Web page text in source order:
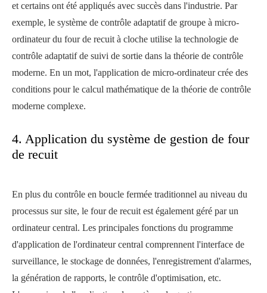
et certains ont été appliqués avec succès dans l'industrie. Par
exemple, le système de contrôle adaptatif de groupe à micro-
ordinateur du four de recuit à cloche utilise la technologie de
contrôle adaptatif de suivi de sortie dans la théorie de contrôle
moderne. En un mot, l'application de micro-ordinateur crée des
conditions pour le calcul mathématique de la théorie de contrôle
moderne complexe.
4. Application du système de gestion de four
de recuit
En plus du contrôle en boucle fermée traditionnel au niveau du
processus sur site, le four de recuit est également géré par un
ordinateur central. Les principales fonctions du programme
d'application de l'ordinateur central comprennent l'interface de
surveillance, le stockage de données, l'enregistrement d'alarmes,
la génération de rapports, le contrôle d'optimisation, etc.